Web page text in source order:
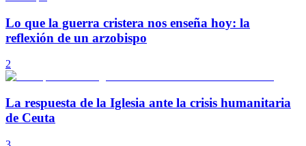
Lo que la guerra cristera nos enseña hoy: la
reflexión de un arzobispo
2
La respuesta de la Iglesia ante la crisis humanitaria
de Ceuta